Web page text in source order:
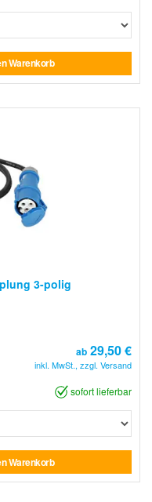
Warenkorb
3-polig
ab 29,50 €
inkl. MwSt., zzgl. Versand
sofort lieferbar
Warenkorb